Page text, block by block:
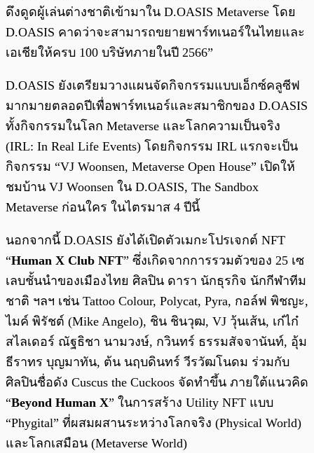
ดึงดูดผู้เล่นต่างชาติเข้ามาใน D.OASIS Metaverse โดย
D.OASIS คาดว่าจะสามารถขยายพาร์ทเนอร์ในไทยและ
เอเชียให้ครบ 100 บริษัทภายในปี 2566”
D.OASIS ยังเตรียมวางแผนจัดกิจกรรมแบบเอ็กซ์คลูซีฟ
มากมายตลอดปีเพื่อพาร์ทเนอร์และสมาชิกของ D.OASIS
ทั้งกิจกรรมในโลก Metaverse และโลกความเป็นจริง
(IRL: In Real Life Events) โดยกิจกรรม IRL แรกจะเป็น
กิจกรรม “VJ Woonsen, Metaverse Open House” เปิดให้
ชมบ้าน VJ Woonsen ใน D.OASIS, The Sandbox
Metaverse ก่อนใคร ในไตรมาส 4 ปีนี้
นอกจากนี้ D.OASIS ยังได้เปิดตัวเมกะโปรเจกต์ NFT
“Human X Club NFT” ซึ่งเกิดจากการรวมตัวของ 25 เซ
เลบชั้นนำของเมืองไทย ศิลปิน ดารา นักธุรกิจ นักกีฬาทีม
ชาติ ฯลฯ เช่น Tattoo Colour, Polycat, Pyra, กอล์ฟ พิชญะ,
ไมค์ พิรัชต์ (Mike Angelo), ชิน ชินวุฒ, VJ วุ้นเส้น, เก๋ไก๋
สไลเดอร์ ณัฐธิชา นามวงษ์, กวินทร์ ธรรมสัจจานันท์, อุ้ม
ธีราทร บุญมาทัน, ต้น นฤบดินทร์ วีรวัฒโนดม ร่วมกับ
ศิลปินชื่อดัง Cuscus the Cuckoos จัดทำขึ้น ภายใต้แนวคิด
“Beyond Human X” ในการสร้าง Utility NFT แบบ
“Phygital” ที่ผสมผสานระหว่างโลกจริง (Physical World)
และโลกเสมือน (Metaverse World)